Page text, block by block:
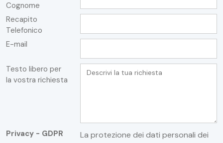
Cognome
Recapito
Telefonico
E-mail
Testo libero per
la vostra richiesta
Privacy - GDPR
La protezione dei dati personali dei